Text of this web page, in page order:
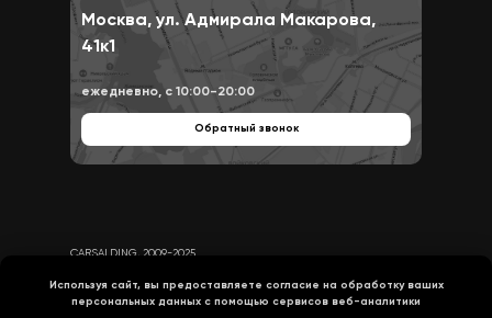
Москва, ул. Адмирала Макарова,
41к1
ежедневно, с 10:00-20:00
Обратный звонок
CARSALDING, 2009-2025
Используя сайт, вы предоставляете согласие на обработку ваших
персональных данных с помощью сервисов веб-аналитики